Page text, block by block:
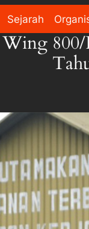
Sejarah